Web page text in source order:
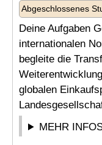
Abgeschlossenes
Deine Aufgaben
internationalen
begleite die
globalen
MEHR